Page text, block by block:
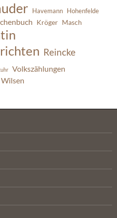
Havemann Hohenfelde
Kröger Masch
Reincke
Volkszählungen
Wilsen